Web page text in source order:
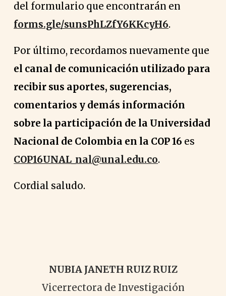
del formulario que encontrarán en
forms.gle/sunsPhLZfY6KKcyH6.
Por último, recordamos nuevamente que
el canal de comunicación utilizado para
recibir sus aportes, sugerencias,
comentarios y demás información
sobre la participación de la Universidad
Nacional de Colombia en la COP 16 es
COP16UNAL_nal@unal.edu.co.
Cordial saludo.
NUBIA JANETH RUIZ RUIZ
Vicerrectora de Investigación